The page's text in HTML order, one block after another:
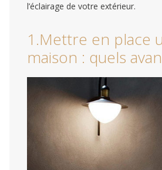
l’éclairage de votre extérieur.
1.Mettre en place
maison : quels